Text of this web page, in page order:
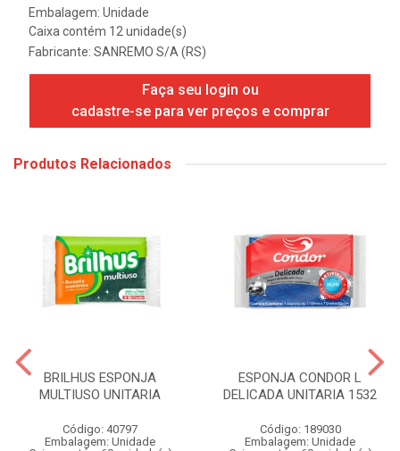
Embalagem: Unidade
Caixa contém 12 unidade(s)
Fabricante: SANREMO S/A (RS)
Faça seu login ou
cadastre-se para ver preços e comprar
Produtos Relacionados
BRILHUS ESPONJA
MULTIUSO UNITARIA
Código: 40797
Embalagem: Unidade
ESPONJA CONDOR L
DELICADA UNITARIA 1532
Código: 189030
Embalagem: Unidade